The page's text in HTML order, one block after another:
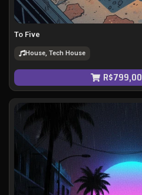
To Five
House, Tech House
R$799,00